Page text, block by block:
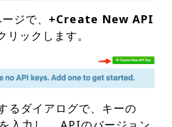
ジで、 +Create New API
るダイアログで、キーの